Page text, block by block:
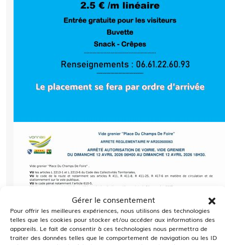
Gérer le consentement
Pour offrir les meilleures expériences, nous utilisons des technologies
telles que les cookies pour stocker et/ou accéder aux informations des
appareils. Le fait de consentir à ces technologies nous permettra de
traiter des données telles que le comportement de navigation ou les ID